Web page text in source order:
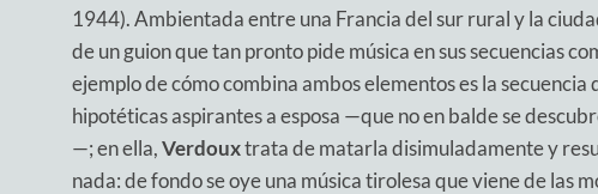
1944). Ambientada entre una Francia del sur rural y la
de un guion que tan pronto pide música en sus secuencias
ejemplo de cómo combina ambos elementos es la secuencia
hipotéticas aspirantes a esposa —que no en balde se
—; en ella,Verdouxtrata de matarla disimuladamente y
nada: de fondo se oye una música tirolesa que viene de las